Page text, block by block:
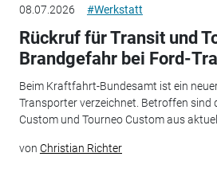
08.07.2026 #Werkstatt
Rückruf für Transit und
Brandgefahr bei Ford-
Beim Kraftfahrt-Bundesamt ist ein
Transporter verzeichnet. Betroffen sind
Custom und Tourneo Custom aus
von Christian Richter